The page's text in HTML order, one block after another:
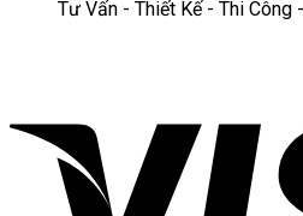
Tư Vấn - Thiết Kế - Thi Công